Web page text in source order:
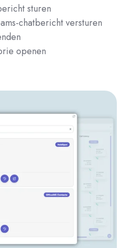
sturen
chatbericht versturen
openen